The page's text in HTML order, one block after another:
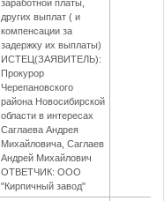
заработной платы,
других выплат ( и
компенсации за
задержку их выплаты)
ИСТЕЦ(ЗАЯВИТЕЛЬ):
Прокурор
Черепановского
района Новосибирской
области в интересах
Саглаева Андрея
Михайловича, Саглаев
Андрей Михайлович
ОТВЕТЧИК: ООО
"Кирпичный завод"